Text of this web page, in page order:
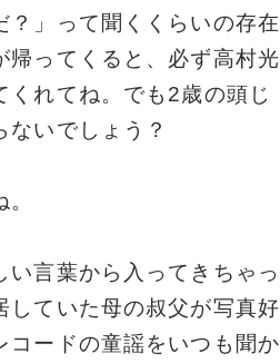
？」って聞くくらいの存在
帰ってくると、必ず高村光
くれてね。でも2歳の頭じ
ないでしょう？
い言葉から入ってきちゃっ
していた母の叔父が写真好
コードの童謡をいつも聞か